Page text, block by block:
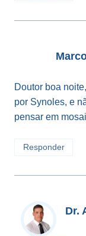
Doutor boa
por Synoles, e
pensar em
Responder
Dr.